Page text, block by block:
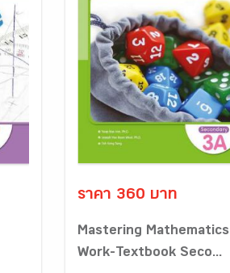
ราคา 360 บาท
Mastering Mathematics
Work-Textbook Seco...